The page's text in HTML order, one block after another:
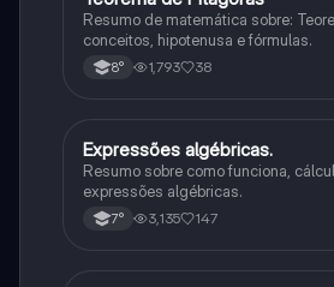
Resumo de matemática sobre:
conceitos, hipotenusa e fórmulas.
8° 1,793 38
Matematica
Expressões algébricas.
Resumo sobre como funciona,
expressões algébricas.
7° 3,135 147